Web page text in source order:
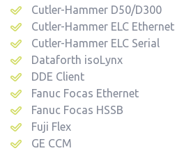
Cutler-Hammer D50/D300
Cutler-Hammer ELC Ethernet
Cutler-Hammer ELC Serial
Dataforth isoLynx
DDE Client
Fanuc Focas Ethernet
Fanuc Focas HSSB
Fuji Flex
GE CCM